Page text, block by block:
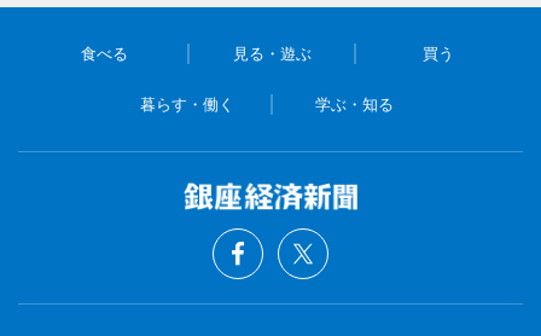
食べる 見る・遊ぶ 買う
暮らす・働く 学ぶ・知る